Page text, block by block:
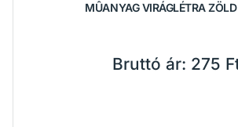
MÛANYAG VIRÁGLÉTRA
Bruttó ár: 275